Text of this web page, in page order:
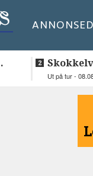
ANNONSE
Ut på tur -